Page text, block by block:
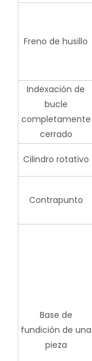
Freno de husillo
Indexación de
bucle
completamente
cerrado
Cilindro rotativo
Contrapunto
Base de
fundición de una
pieza